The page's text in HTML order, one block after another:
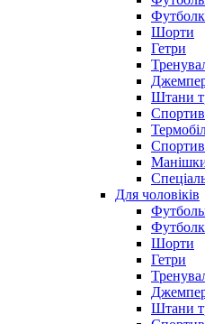
Шорти
Гетри
Штани
Для чоловіків
Шорти
Гетри
Штани